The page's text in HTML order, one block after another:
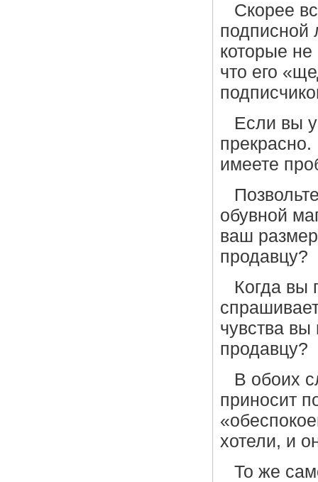
Скорее
подписной
которые не
что его
Если вы
имеете
обувной
ваш
продавцу?
Когда вы
чувства
продавцу?
В обоих
приносит
хотели, и
То же